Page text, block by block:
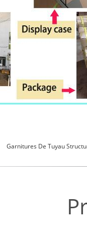
Garnitures De Tuyau